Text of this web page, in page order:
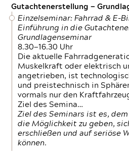
Gutachtenerstellung —
Einzelseminar: Fahrrad & E-
Einführung in die
Grundlagenseminar
8.30—16.30 Uhr
Die aktuelle
Muskelkraft oder elektrisch
angetrieben, ist
und preistechnisch in
vormals nur den
Ziel des Semina…
Ziel des Seminars ist es,
die Möglichkeit zu geben,
erschließen und auf seriöse
können.